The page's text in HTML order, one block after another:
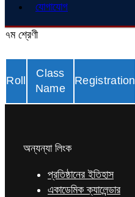
যোগাযোগ
৭ম শ্রেণী
Roll
Class
Name
Registration
অন্যন্যা লিংক
প্রতিষ্ঠানের ইতিহাস
একাডেমিক ক্যালেন্ডার